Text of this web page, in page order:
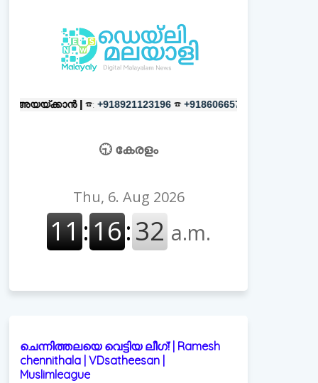
| ☎: +918921123196 ☎ +918606657037 പരസ്യങ്ങൾക്ക്
🕤 കേരളം
ചെന്നിത്തലയെ വെട്ടിയ ലീഗ്! | Ramesh
chennithala | VDsatheesan |
Muslimleague